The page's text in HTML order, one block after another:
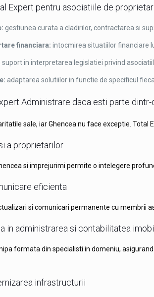
Expert pentru asociatiile de
gestiunea curata a cladirilor, contractarea si
financiara: intocmirea situatiilor financiare
suport in interpretarea legislatiei privind
adaptarea solutiilor in functie de specificul
Administrare daca esti parte
sale, iar Ghencea nu face exceptie.
a proprietarilor
si imprejurimi permite o intelegere
eficienta
si comunicari permanente cu membrii
in administrarea si contabilitatea
formata din specialisti in domeniu,
infrastructurii